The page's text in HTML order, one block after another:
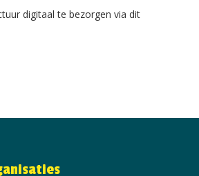
digitaal te bezorgen via dit